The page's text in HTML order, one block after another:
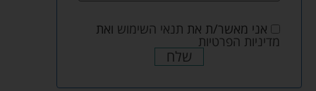
אני מאשר/ת את תנאי השימוש ואת
מדיניות הפרטיות
שלח